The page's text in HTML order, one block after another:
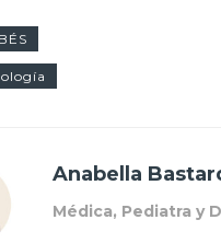
Anabella
Médica, Pediatra y